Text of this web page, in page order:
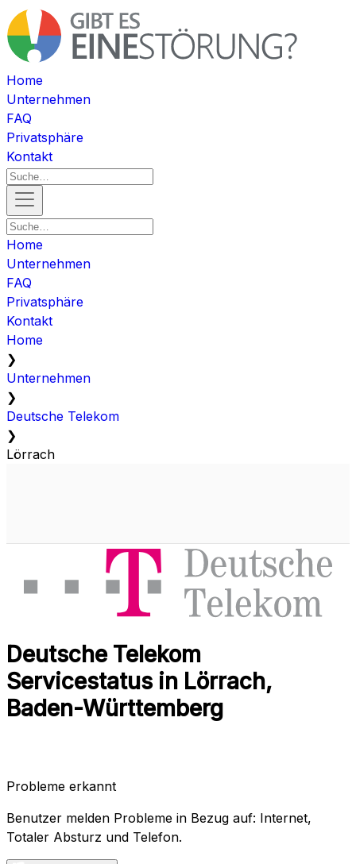
Home
Unternehmen
FAQ
Privatsphäre
Kontakt
Home
Unternehmen
FAQ
Privatsphäre
Kontakt
Home
❯
Unternehmen
❯
Deutsche Telekom
❯
Lörrach
Deutsche Telekom
Servicestatus in Lörrach,
Baden-Württemberg
Probleme erkannt
Benutzer melden Probleme in Bezug auf: Internet,
Totaler Absturz und Telefon.